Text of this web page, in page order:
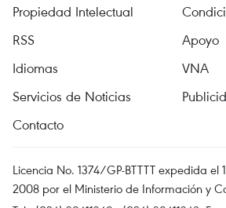
Propiedad Intelectual
RSS
Apoyo
Idiomas
VNA
Servicios de Noticias
Contacto
Licencia No. 1374/GP-BTTTT expedida el
2008 por el Ministerio de Información y